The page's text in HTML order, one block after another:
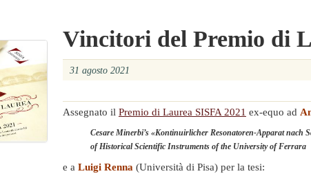
Vincitori del Premio di
31 agosto 2021
Assegnato il Premio di Laurea SISFA 2021 ex-equo ad
Cesare Minerbi’s «Kontinuirlicher Resonatoren-Apparat nach
of Historical Scientific Instruments of the University of Ferrara
e a Luigi Renna (Università di Pisa) per la tesi: